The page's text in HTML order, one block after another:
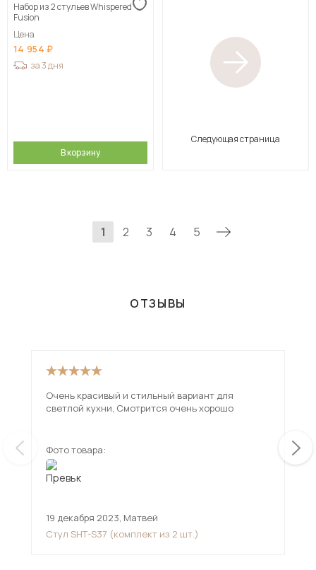
Набор из 2 стульев Whispered
Fusion
Цена
14 954
за 3 дня
В корзину
Следующая страница
1 2 3 4 5
ОТЗЫВЫ
Очень красивый и стильный вариант для
светлой кухни, Смотрится очень хорошо
Фото товара:
19 декабря 2023, Матвей
Стул SHT-S37 (комплект из 2 шт.)